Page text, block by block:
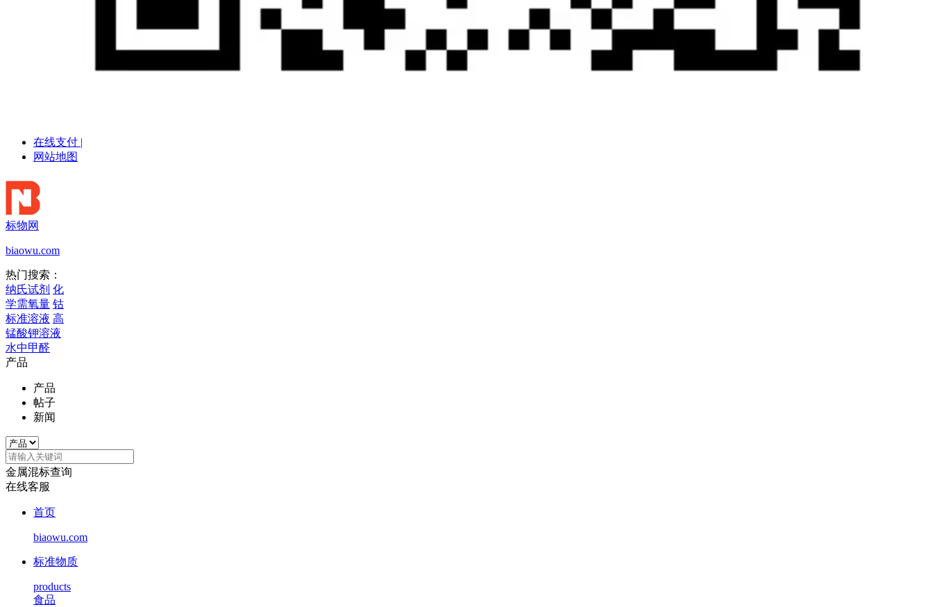
在线支付 |
网站地图
标物网
biaowu.com
热门搜索：
纳氏试剂 化
学需氧量 钴
标准溶液 高
锰酸钾溶液
水中甲醛
产品
产品
帖子
新闻
金属混标查询
在线客服
首页
biaowu.com
标准物质
products
食品